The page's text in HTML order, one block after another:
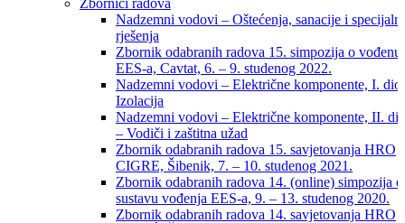
Zbornici radova
Nadzemni vodovi – Oštećenja, sanacije i
rješenja
Zbornik odabranih radova 15. simpozija o vođenu
EES-a, Cavtat, 6. – 9. studenog 2022.
Nadzemni vodovi – Električne komponente, I. dio
Izolacija
Nadzemni vodovi – Električne komponente, II. dio
– Vodiči i zaštitna užad
Zbornik odabranih radova 15. savjetovanja HRO
CIGRE, Šibenik, 7. – 10. studenog 2021.
Zbornik odabranih radova 14. (online) simpozija o
sustavu vođenja EES-a, 9. – 13. studenog 2020.
Zbornik odabranih radova 14. savjetovanja HRO